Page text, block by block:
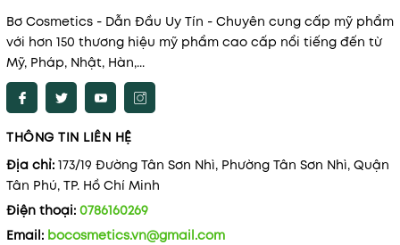
Bơ Cosmetics - Dẫn Đầu Uy Tín - Chuyên cung cấp mỹ phẩm
với hơn 150 thương hiệu mỹ phẩm cao cấp nổi tiếng đến từ
Mỹ, Pháp, Nhật, Hàn,...
THÔNG TIN LIÊN HỆ
Địa chỉ: 173/19 Đường Tân Sơn Nhì, Phường Tân Sơn Nhì, Quận
Tân Phú, TP. Hồ Chí Minh
Điện thoại: 0786160269
Email: bocosmetics.vn@gmail.com